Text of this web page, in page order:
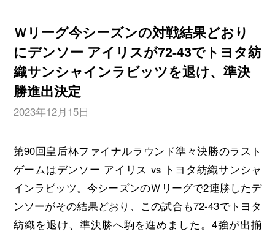
Ｗリーグ今シーズンの対戦結果どおり
にデンソー アイリスが72-43でトヨタ紡
織サンシャインラビッツを退け、準決
勝進出決定
2023年12月15日
第90回皇后杯ファイナルラウンド準々決勝のラスト
ゲームはデンソー アイリス vs トヨタ紡織サンシャ
インラビッツ。今シーズンのＷリーグで2連勝したデ
ンソーがその結果どおり、この試合も72-43でトヨタ
紡織を退け、準決勝へ駒を進めました。4強が出揃